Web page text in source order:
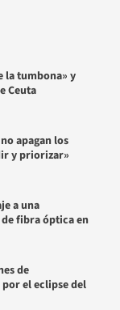
la tumbona» y
Ceuta
apagan los
y priorizar»
a una
fibra óptica en
de
el eclipse del